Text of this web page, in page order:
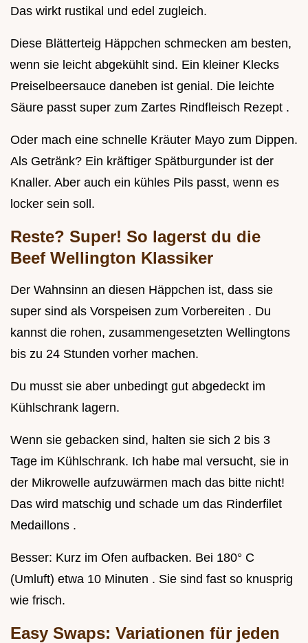
Das wirkt rustikal und edel zugleich.
Diese Blätterteig Häppchen schmecken am besten,
wenn sie leicht abgekühlt sind. Ein kleiner Klecks
Preiselbeersauce daneben ist genial. Die leichte
Säure passt super zum Zartes Rindfleisch Rezept .
Oder mach eine schnelle Kräuter Mayo zum Dippen.
Als Getränk? Ein kräftiger Spätburgunder ist der
Knaller. Aber auch ein kühles Pils passt, wenn es
locker sein soll.
Reste? Super! So lagerst du die
Beef Wellington Klassiker
Der Wahnsinn an diesen Häppchen ist, dass sie
super sind als Vorspeisen zum Vorbereiten . Du
kannst die rohen, zusammengesetzten Wellingtons
bis zu 24 Stunden vorher machen.
Du musst sie aber unbedingt gut abgedeckt im
Kühlschrank lagern.
Wenn sie gebacken sind, halten sie sich 2 bis 3
Tage im Kühlschrank. Ich habe mal versucht, sie in
der Mikrowelle aufzuwärmen mach das bitte nicht!
Das wird matschig und schade um das Rinderfilet
Medaillons .
Besser: Kurz im Ofen aufbacken. Bei 180° C
(Umluft) etwa 10 Minuten . Sie sind fast so knusprig
wie frisch.
Easy Swaps: Variationen für jeden